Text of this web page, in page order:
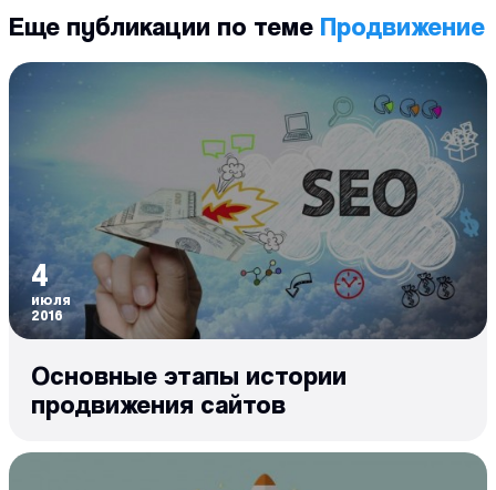
Еще публикации по теме Продвижение
4
июля
2016
Основные этапы истории
продвижения сайтов